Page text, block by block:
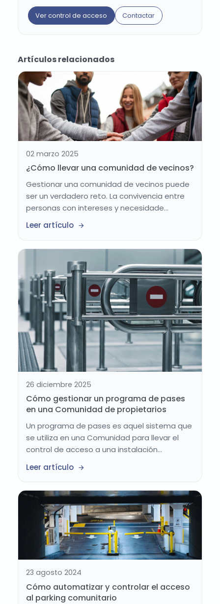
Ver control de acceso Contactar
Artículos relacionados
02 marzo 2025
¿Cómo llevar una comunidad de vecinos?
Gestionar una comunidad de vecinos puede
ser un verdadero reto. La convivencia entre
personas con intereses y necesidade...
Leer artículo
26 diciembre 2025
Cómo gestionar un programa de pases
en una Comunidad de propietarios
Un programa de pases es aquel sistema que
se utiliza en una Comunidad para llevar el
control de acceso a una instalación...
Leer artículo
23 agosto 2024
Cómo automatizar y controlar el acceso
al parking comunitario